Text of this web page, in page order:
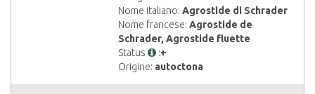
Nome italiano:Agrostide di Schrader
Nome francese:Agrostide de
Schrader, Agrostide fluette
Status
:+
Origine: autoctona